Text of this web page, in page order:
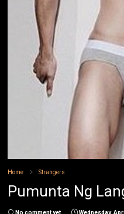
Home Strangers
Pumunta Ng
No comment yet Wednesday,